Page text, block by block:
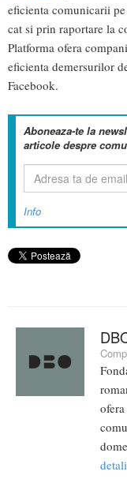
eficienta comunicarii
cat si prin raportare la
Platforma ofera
eficienta demersurilor
Facebook.
Aboneaza-te la
articole despre
Info